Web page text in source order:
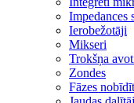
Impedances
Ierobežotāji
Mikseri
Trokšņa
Zondes
Fāzes